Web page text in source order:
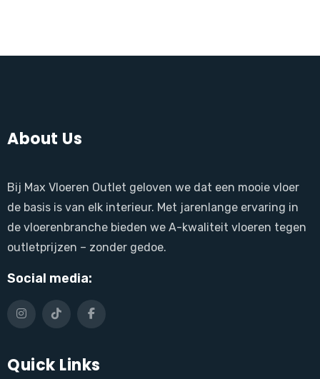
About Us
Bij Max Vloeren Outlet geloven we dat een mooie vloer
de basis is van elk interieur. Met jarenlange ervaring in
de vloerenbranche bieden we A-kwaliteit vloeren tegen
outletprijzen – zonder gedoe.
Social media:
Quick Links